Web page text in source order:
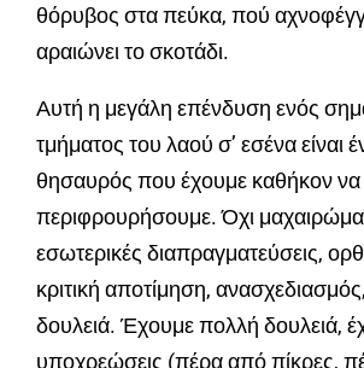
θόρυβος στα πεύκα, πού
αραιώνει το σκοτάδι.
Αυτή η μεγάλη επένδυση ενός
τμήματος του λαού σ’ εσένα είναι
θησαυρός που έχουμε καθήκον να
περιφρουρήσουμε. Όχι
εσωτερικές διαπραγματεύσεις,
κριτική αποτίμηση,
δουλειά. Έχουμε πολλή δουλειά,
υποχρεώσεις (πέρα από πίκρες,